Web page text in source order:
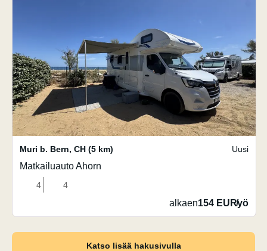
Muri b. Bern, CH (5 km) Uusi
Matkailuauto Ahorn
4 4
alkaen154 EUR/yö
Katso lisää hakusivulla